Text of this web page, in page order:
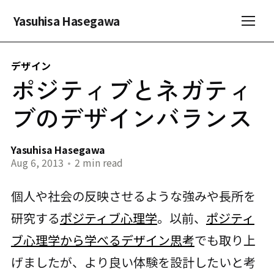
Yasuhisa Hasegawa
デザイン
ポジティブとネガティ
ブのデザインバランス
Yasuhisa Hasegawa
Aug 6, 2013 • 2 min read
個人や社会の反映させるような強みや長所を
研究するポジティブ心理学。以前、 ポジティ
ブ心理学から学べるデザイン思考でも取り上
げましたが、より良い体験を設計したいと考